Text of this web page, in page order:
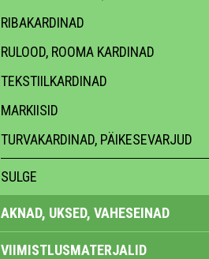
RIBAKARDINAD
RULOOD, ROOMA KARDINAD
TEKSTIILKARDINAD
MARKIISID
TURVAKARDINAD, PÄIKESEVARJUD
SULGE
AKNAD, UKSED, VAHESEINAD
VIIMISTLUSMATERJALID